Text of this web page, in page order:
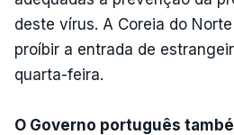
deste vírus. A Coreia do
proíbir a entrada de
quarta-feira.
O Governo português